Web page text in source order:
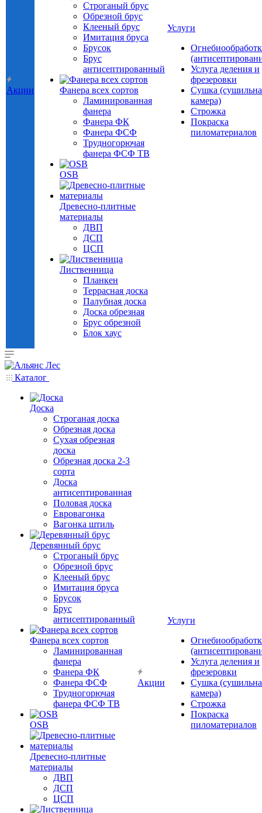
Акции
Строганый брус
Обрезной брус
Клееный брус
Имитация бруса
Брусок
Брус
антисептированный
Фанера всех сортов
Ламинированная
фанера
Фанера ФК
Фанера ФСФ
Трудногорючая
фанера ФСФ ТВ
OSB
Древесно-плитные
материалы
ДВП
ДСП
ЦСП
Лиственница
Планкен
Террасная доска
Палубная доска
Доска обрезная
Брус обрезной
Блок хаус
Услуги
Услуга деления и
фрезеровки
Сушка
камера)
Строжка
Покраска
пиломатериалов
Каталог
Доска
Строганая доска
Обрезная доска
Сухая обрезная
доска
Обрезная доска 2-3
сорта
Доска
антисептированная
Половая доска
Евровагонка
Вагонка штиль
Деревянный брус
Строганый брус
Обрезной брус
Клееный брус
Имитация бруса
Брусок
Брус
антисептированный
Фанера всех сортов
Ламинированная
фанера
Фанера ФК
Фанера ФСФ
Трудногорючая
фанера ФСФ ТВ
OSB
Древесно-плитные
материалы
ДВП
ДСП
ЦСП
Акции
Услуги
Услуга деления и
фрезеровки
Сушка
камера)
Строжка
Покраска
пиломатериалов